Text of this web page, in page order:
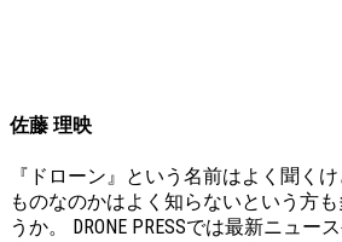
佐藤 理映
『ドローン』という名前はよく聞く
ものなのかはよく知らないという方
うか。 DRONE PRESSでは最新ニュー